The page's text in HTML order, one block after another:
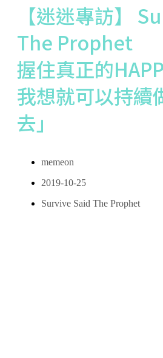
【迷迷專訪】
The Prophet
握住真正的
我想就可以持續
去」
memeon
2019-10-25
Survive Said The Prophet